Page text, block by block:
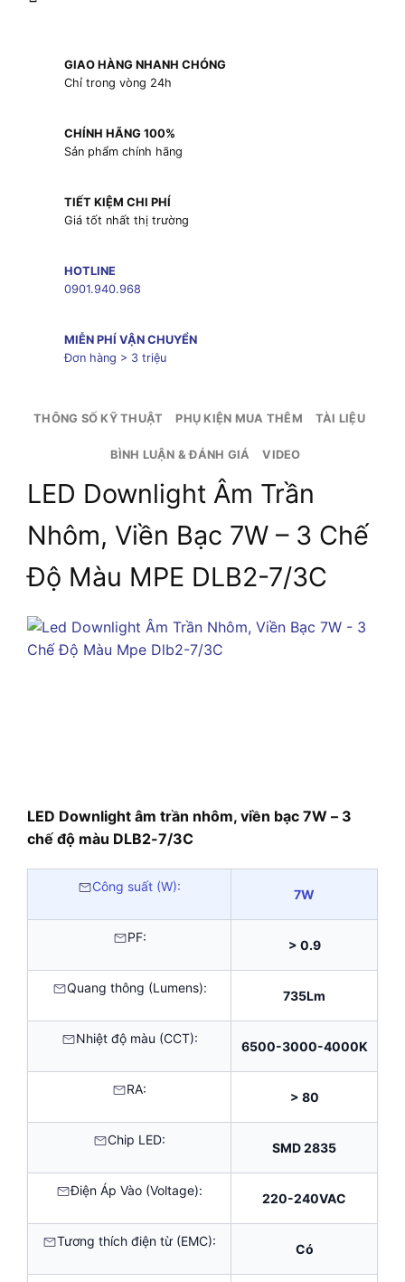
GIAO HÀNG NHANH CHÓNG
Chỉ trong vòng 24h
CHÍNH HÃNG 100%
Sản phẩm chính hãng
TIẾT KIỆM CHI PHÍ
Giá tốt nhất thị trường
HOTLINE
0901.940.968
MIỄN PHÍ VẬN CHUYỂN
Đơn hàng > 3 triệu
THÔNG SỐ KỸ THUẬT PHỤ KIỆN MUA THÊM TÀI LIỆU
BÌNH LUẬN & ĐÁNH GIÁ VIDEO
LED Downlight Âm Trần
Nhôm, Viền Bạc 7W – 3 Chế
Độ Màu MPE DLB2-7/3C
LED Downlight âm trần nhôm, viền bạc 7W – 3
chế độ màu DLB2-7/3C
Công suất (W):
7W
PF:
> 0.9
Quang thông (Lumens):
735Lm
Nhiệt độ màu (CCT):
6500-3000-4000K
RA:
> 80
Chip LED:
SMD 2835
Điện Áp Vào (Voltage):
220-240VAC
Tương thích điện từ (EMC):
Có